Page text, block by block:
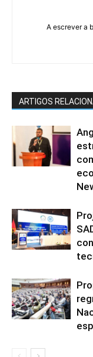
A escrever a
ARTIGOS